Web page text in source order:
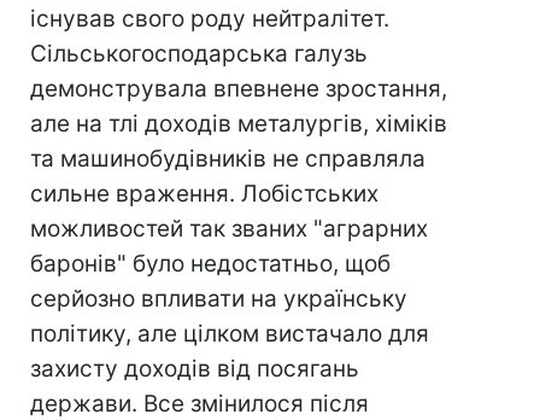
існував свого роду нейтралітет.
Сільськогосподарська галузь
демонструвала впевнене зростання,
але на тлі доходів металургів, хіміків
та машинобудівників не справляла
сильне враження. Лобістських
можливостей так званих "аграрних
баронів" було недостатньо, щоб
серйозно впливати на українську
політику, але цілком вистачало для
захисту доходів від посягань
держави. Все змінилося після